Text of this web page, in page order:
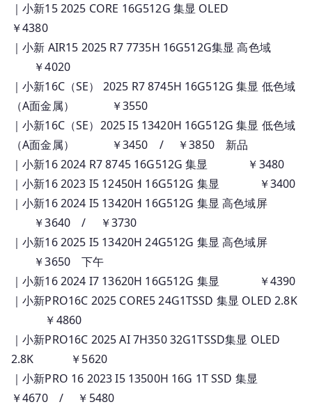
｜小新15 2025 CORE 16G512G 集显 OLED
￥4380
｜小新 AIR15 2025 R7 7735H 16G512G集显 高色域
￥4020
｜小新16C（SE） 2025 R7 8745H 16G512G 集显 低色域
（A面金属） ￥3550
｜小新16C（SE）2025 I5 13420H 16G512G 集显 低色域
（A面金属） ￥3450 / ￥3850 新品
｜小新16 2024 R7 8745 16G512G 集显 ￥3480
｜小新16 2023 I5 12450H 16G512G 集显 ￥3400
｜小新16 2024 I5 13420H 16G512G 集显 高色域屏
￥3640 / ￥3730
｜小新16 2025 I5 13420H 24G512G 集显 高色域屏
￥3650 下午
｜小新16 2024 I7 13620H 16G512G 集显 ￥4390
｜小新PRO16C 2025 CORE5 24G1TSSD 集显 OLED 2.8K
￥4860
｜小新PRO16C 2025 AI 7H350 32G1TSSD集显 OLED
2.8K ￥5620
｜小新PRO 16 2023 I5 13500H 16G 1T SSD 集显
￥4670 / ￥5480